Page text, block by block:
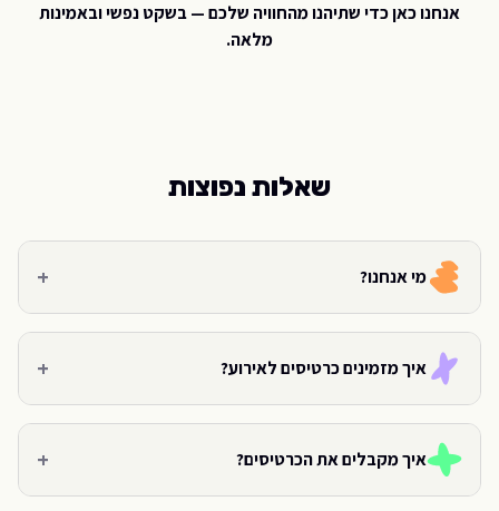
אנחנו כאן כדי שתיהנו מהחוויה שלכם — בשקט נפשי ובאמינות
מלאה.
שאלות נפוצות
מי אנחנו? +
איך מזמינים כרטיסים לאירוע? +
איך מקבלים את הכרטיסים? +